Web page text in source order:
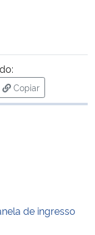
Copiar
para área de
de ingresso